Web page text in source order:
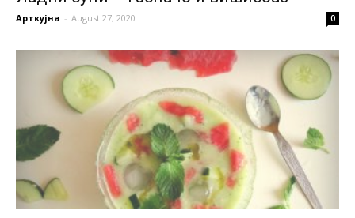
Арткујна - August 27, 2020 0